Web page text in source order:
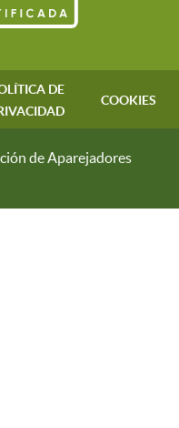
DE
COOKIES
de Aparejadores